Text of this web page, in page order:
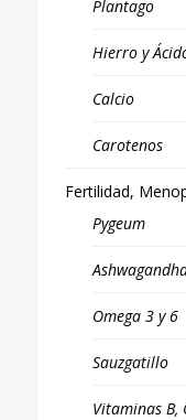
Plantago
Hierro y
Calcio
Carotenos
Fertilidad,
Pygeum
Omega 3 y 6
Sauzgatillo
Vitaminas B,